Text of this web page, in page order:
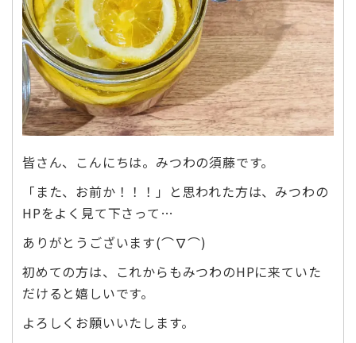
皆さん、こんにちは。みつわの須藤です。
「また、お前か！！！」と思われた方は、みつわの
HPをよく見て下さって…
ありがとうございます(⌒∇⌒)
初めての方は、これからもみつわのHPに来ていた
だけると嬉しいです。
よろしくお願いいたします。